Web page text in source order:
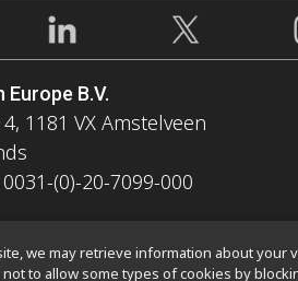
B.V.
1181 VX Amstelveen
(0)-20-7099-000
we may retrieve information about your
not to allow some types of cookies by